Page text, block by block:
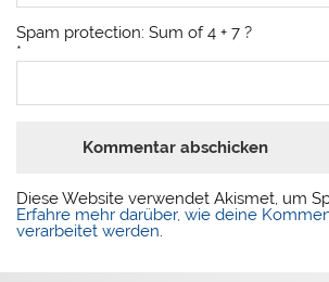
Spam protection: Sum of 4 + 7 ?
*
Diese Website verwendet Akismet, um
Erfahre mehr darüber, wie deine
verarbeitet werden.